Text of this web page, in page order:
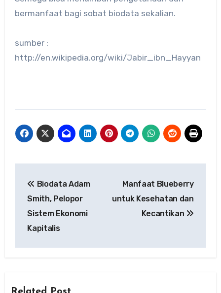
bermanfaat bagi sobat biodata sekalian.
sumber :
http://en.wikipedia.org/wiki/Jabir_ibn_Hayyan
pos
Biodata Adam
Smith, Pelopor
Sistem Ekonomi
Kapitalis
Manfaat Blueberry
untuk Kesehatan dan
Kecantikan